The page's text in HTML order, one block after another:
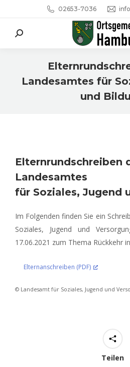
02653-7036
Search:
Landesamtes für
und
Elternrundschreiben
Landesamtes
für Soziales, Jugend
Im Folgenden finden Sie ein
Soziales, Jugend und
17.06.2021 zum Thema Rückkehr
Elternanschreiben (PDF)
© Landesamt für Soziales, Jugend und
Teilen